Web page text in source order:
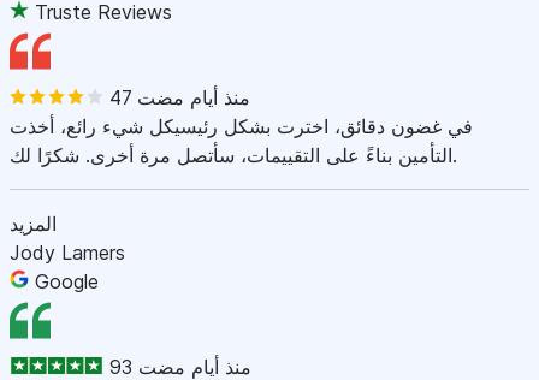
Truste Reviews
47 منذ أيام مضت
في غضون دقائق، اخترت بشكل رئيسيكل شيء رائع، أخذت
التأمين بناءً على التقييمات، سأتصل مرة أخرى. شكرًا لك.
المزيد
Jody Lamers
Google
93 منذ أيام مضت